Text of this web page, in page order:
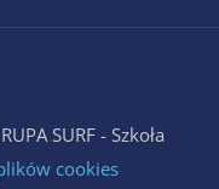
SURF - Szkoła
cookies